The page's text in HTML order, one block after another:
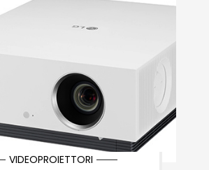
VIDEOPROIETTORI